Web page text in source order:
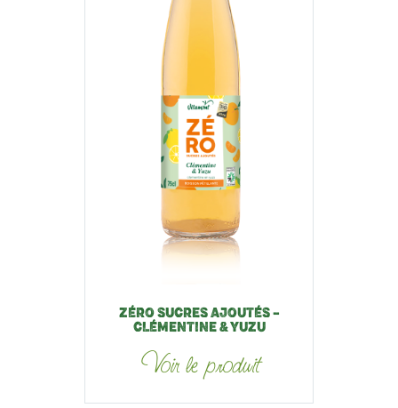
ZÉRO SUCRES AJOUTÉS –
CLÉMENTINE & YUZU
Voir le produit